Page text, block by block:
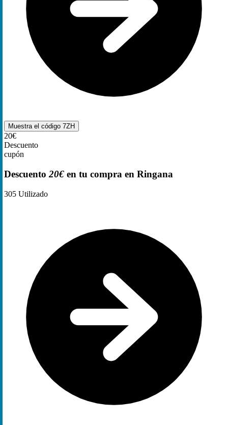
Muestra el código 7ZH
20€
Descuento
cupón
Descuento 20€ en tu compra en Ringana
305 Utilizado